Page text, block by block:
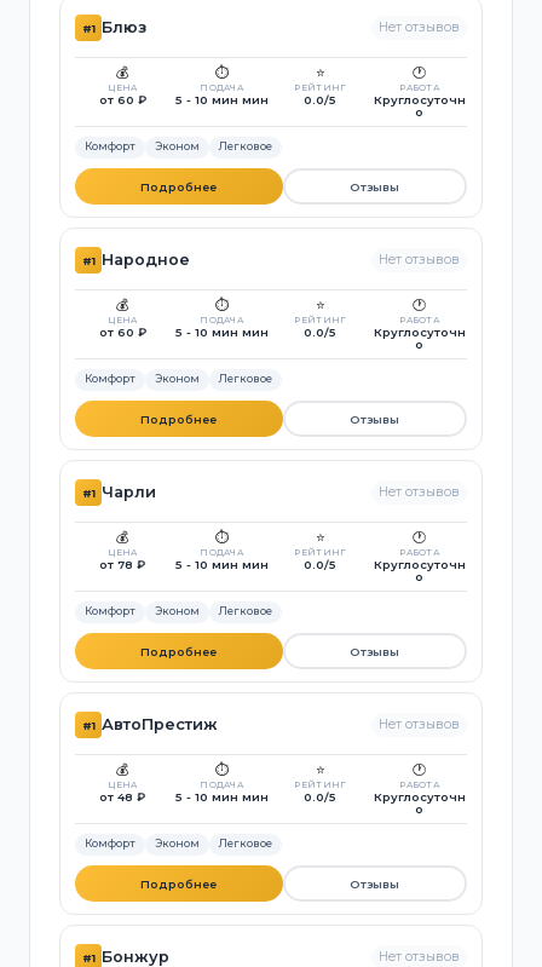
#1 Блюз Нет отзывов
💰
ЦЕНА
от 60 ₽
⏱️
ПОДАЧА
5 - 10 мин мин
⭐
РЕЙТИНГ
0.0/5
🕐
РАБОТА
Круглосуточн
о
Комфорт Эконом Легковое
Подробнее Отзывы
#1 Народное Нет отзывов
💰
ЦЕНА
от 60 ₽
⏱️
ПОДАЧА
5 - 10 мин мин
⭐
РЕЙТИНГ
0.0/5
🕐
РАБОТА
Круглосуточн
о
Комфорт Эконом Легковое
Подробнее Отзывы
#1 Чарли Нет отзывов
💰
ЦЕНА
от 78 ₽
⏱️
ПОДАЧА
5 - 10 мин мин
⭐
РЕЙТИНГ
0.0/5
🕐
РАБОТА
Круглосуточн
о
Комфорт Эконом Легковое
Подробнее Отзывы
#1 АвтоПрестиж Нет отзывов
💰
ЦЕНА
от 48 ₽
⏱️
ПОДАЧА
5 - 10 мин мин
⭐
РЕЙТИНГ
0.0/5
🕐
РАБОТА
Круглосуточн
о
Комфорт Эконом Легковое
Подробнее Отзывы
#1 Бонжур Нет отзывов